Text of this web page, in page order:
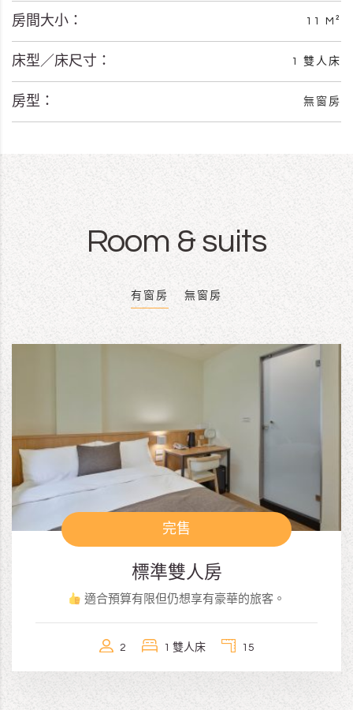
房間大小： 11 M²
床型／床尺寸： 1 雙人床
房型： 無窗房
Room & suits
有窗房 無窗房
完售
標準雙人房
適合預算有限但仍想享有豪華的旅客。
2 1 雙人床 15